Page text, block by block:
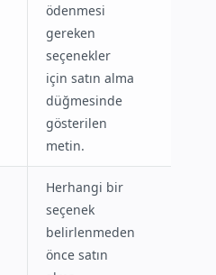
ödenmesi
gereken
seçenekler
için satın alma
düğmesinde
gösterilen
metin.
Herhangi bir
seçenek
belirlenmeden
önce satın